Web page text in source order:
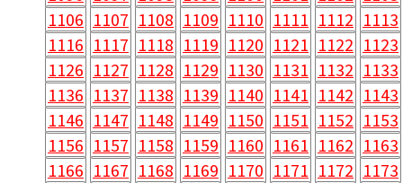
1106 1107 1108 1109 1110 1111 1112 1113
1116 1117 1118 1119 1120 1121 1122 1123
1126 1127 1128 1129 1130 1131 1132 1133
1136 1137 1138 1139 1140 1141 1142 1143
1146 1147 1148 1149 1150 1151 1152 1153
1156 1157 1158 1159 1160 1161 1162 1163
1166 1167 1168 1169 1170 1171 1172 1173